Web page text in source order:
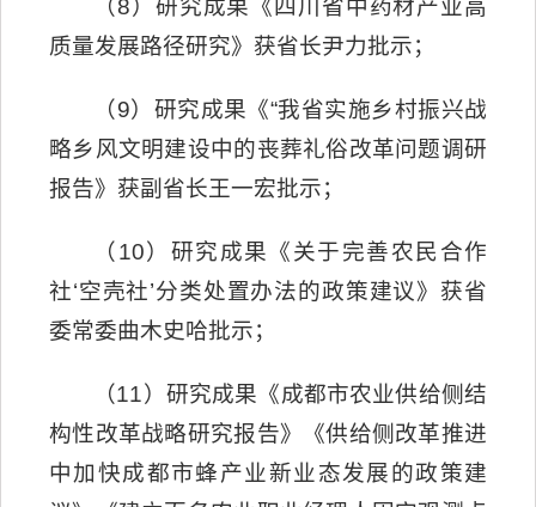
（8）研究成果《四川省中药材产业高
质量发展路径研究》获省长尹力批示；
（9）研究成果《“我省实施乡村振兴战
略乡风文明建设中的丧葬礼俗改革问题调研
报告》获副省长王一宏批示；
（10）研究成果《关于完善农民合作
社‘空壳社’分类处置办法的政策建议》获省
委常委曲木史哈批示；
（11）研究成果《成都市农业供给侧结
构性改革战略研究报告》《供给侧改革推进
中加快成都市蜂产业新业态发展的政策建